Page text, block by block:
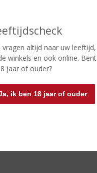
vragen altijd naar uw leeftijd,
winkels en ook online. Bent
jaar of ouder?
ik ben 18 jaar of ouder
MAAND
MAAND
MAAND